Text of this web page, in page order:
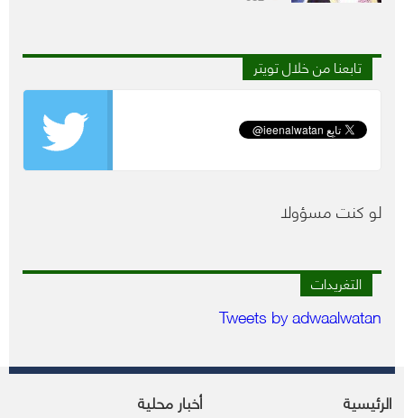
تابعنا من خلال تويتر
لو كنت مسؤولا
التغريدات
Tweets by adwaalwatan
الرئيسية
أخبار محلية